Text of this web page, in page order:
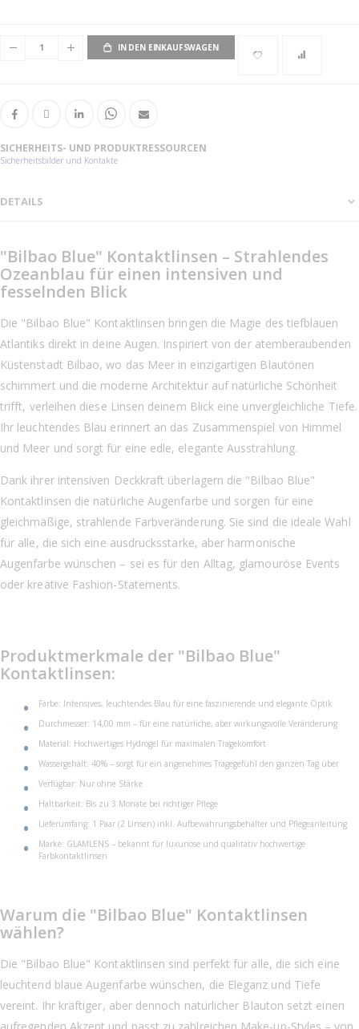
IN DEN EINKAUFSWAGEN
SICHERHEITS- UND PRODUKTRESSOURCEN
Sicherheitsbilder und Kontakte
DETAILS
"Bilbao Blue" Kontaktlinsen – Strahlendes
Ozeanblau für einen intensiven und
fesselnden Blick
Die "Bilbao Blue" Kontaktlinsen bringen die Magie des tiefblauen
Atlantiks direkt in deine Augen. Inspiriert von der atemberaubenden
Küstenstadt Bilbao, wo das Meer in einzigartigen Blautönen
schimmert und die moderne Architektur auf natürliche Schönheit
trifft, verleihen diese Linsen deinem Blick eine unvergleichliche Tiefe.
Ihr leuchtendes Blau erinnert an das Zusammenspiel von Himmel
und Meer und sorgt für eine edle, elegante Ausstrahlung.
Dank ihrer intensiven Deckkraft überlagern die "Bilbao Blue"
Kontaktlinsen die natürliche Augenfarbe und sorgen für eine
gleichmäßige, strahlende Farbveränderung. Sie sind die ideale Wahl
für alle, die sich eine ausdrucksstarke, aber harmonische
Augenfarbe wünschen – sei es für den Alltag, glamouröse Events
oder kreative Fashion-Statements.
Produktmerkmale der "Bilbao Blue"
Kontaktlinsen:
Farbe: Intensives, leuchtendes Blau für eine faszinierende und elegante Optik
Durchmesser: 14,00 mm – für eine natürliche, aber wirkungsvolle Veränderung
Material: Hochwertiges Hydrogel für maximalen Tragekomfort
Wassergehalt: 40% – sorgt für ein angenehmes Tragegefühl den ganzen Tag über
Verfügbar: Nur ohne Stärke
Haltbarkeit: Bis zu 3 Monate bei richtiger Pflege
Lieferumfang: 1 Paar (2 Linsen) inkl. Aufbewahrungsbehälter und Pflegeanleitung
Marke: GLAMLENS – bekannt für luxuriöse und qualitativ hochwertige
Farbkontaktlinsen
Warum die "Bilbao Blue" Kontaktlinsen
wählen?
Die "Bilbao Blue" Kontaktlinsen sind perfekt für alle, die sich eine
leuchtend blaue Augenfarbe wünschen, die Eleganz und Tiefe
vereint. Ihr kräftiger, aber dennoch natürlicher Blauton setzt einen
aufregenden Akzent und passt zu zahlreichen Make-up-Styles – von